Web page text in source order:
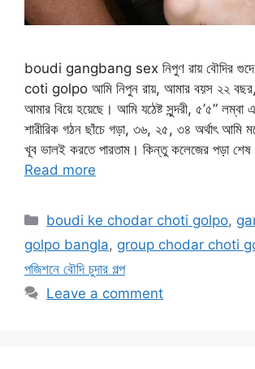
boudi gangbang sex নিপুণ রায় বৌদির গুদে
coti golpo আমি নিপুন রায়, আমার বয়স ২২
আমার বিয়ে হয়েছে। আমি যঠেষ্ট সুন্দরী, ৫’৫” লম্বা
শারীরিক গঠন ছাঁচে গড়া, ৩৬, ২৫, ৩৪ অর্থাৎ আমি
খূব ভালই করতে পারতাম। কিন্তু কলেজের পড়া
Read more
Categories
boudi ke chodar choti golpo,
golpo bangla, group chodar choti
পজিশনে বৌদি চুদার গল্প
Leave a comment